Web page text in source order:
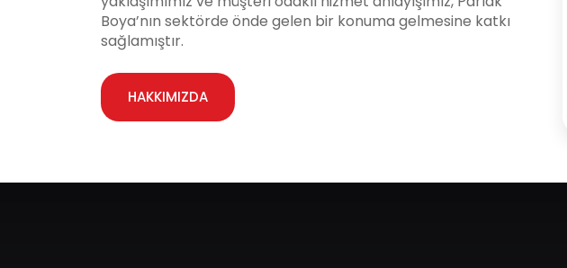
Boya’nın sektörde önde gelen bir konuma gelmesine katkı
sağlamıştır.
HAKKIMIZDA